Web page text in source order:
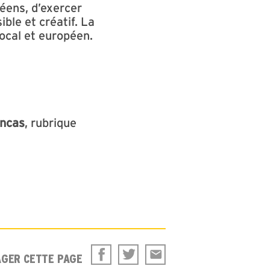
d’exercer
et créatif. La
et européen.
, rubrique
CETTE PAGE